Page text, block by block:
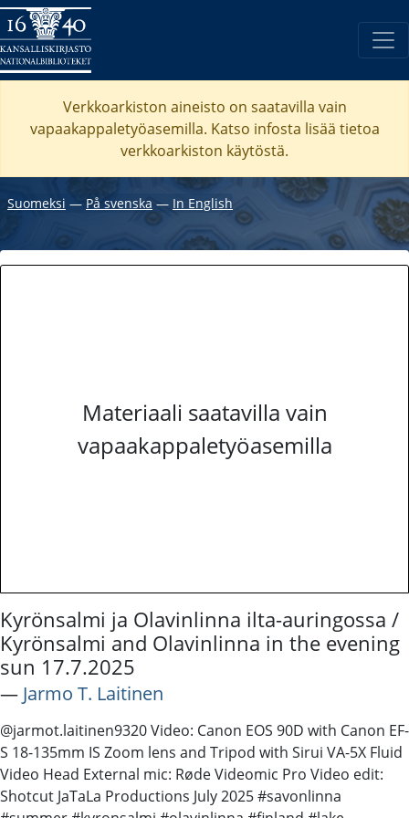
Verkkoarkiston aineisto on saatavilla vain
vapaakappaletyöasemilla. Katso infosta lisää tietoa
verkkoarkiston käytöstä.
Suomeksi ― På svenska ― In English
Materiaali saatavilla vain
vapaakappaletyöasemilla
Kyrönsalmi ja Olavinlinna ilta-auringossa /
Kyrönsalmi and Olavinlinna in the evening
sun 17.7.2025
― Jarmo T. Laitinen
@jarmot.laitinen9320 Video: Canon EOS 90D with Canon EF-
S 18-135mm IS Zoom lens and Tripod with Sirui VA-5X Fluid
Video Head External mic: Røde Videomic Pro Video edit:
Shotcut JaTaLa Productions July 2025 #savonlinna